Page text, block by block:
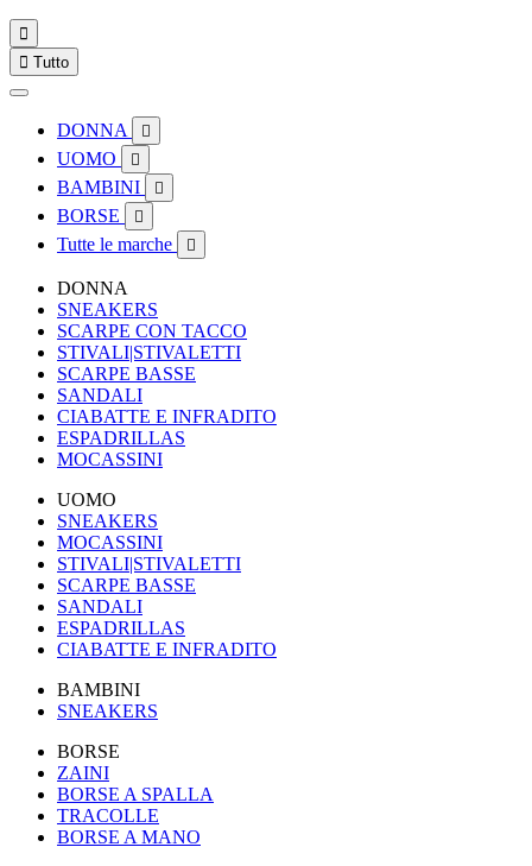

 Tutto
DONNA 
UOMO 
BAMBINI 
BORSE 
Tutte le marche 
DONNA
SNEAKERS
SCARPE CON TACCO
STIVALI|STIVALETTI
SCARPE BASSE
SANDALI
CIABATTE E INFRADITO
ESPADRILLAS
MOCASSINI
UOMO
SNEAKERS
MOCASSINI
STIVALI|STIVALETTI
SCARPE BASSE
SANDALI
ESPADRILLAS
CIABATTE E INFRADITO
BAMBINI
SNEAKERS
BORSE
ZAINI
BORSE A SPALLA
TRACOLLE
BORSE A MANO